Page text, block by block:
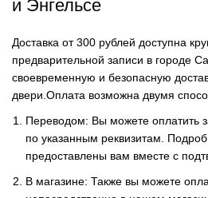
и Энгельсе
Доставка от 300 рублей доступна
предварительной записи в городе
своевременную и безопасную
двери.Оплата возможна двумя
Переводом: Вы можете оплатить
по указанным реквизитам.
предоставлены вам вместе с
В магазине: Также вы можете